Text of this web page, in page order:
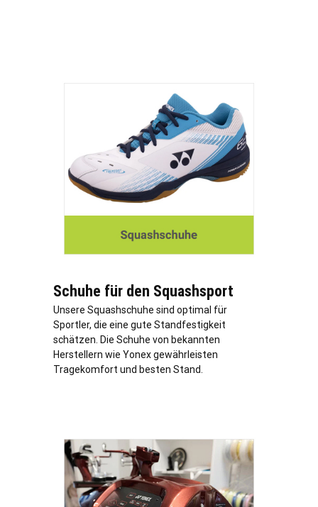
Schuhe für den Squashsport
Unsere Squashschuhe sind optimal für
Sportler, die eine gute Standfestigkeit
schätzen. Die Schuhe von bekannten
Herstellern wie Yonex gewährleisten
Tragekomfort und besten Stand.